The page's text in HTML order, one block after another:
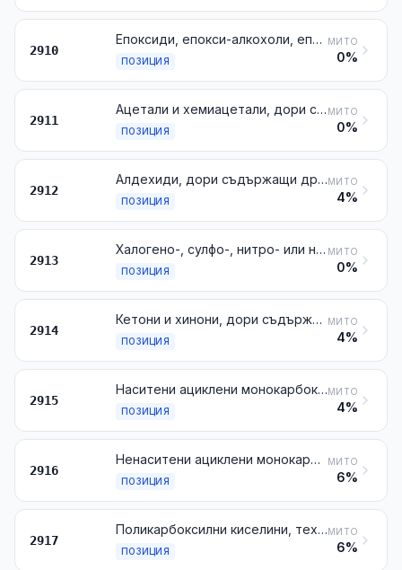
2910
Епоксиди, епокси-алкохоли, епокси-феноли и епокси-етери с три атома в пръстена, и техните халогено-, сулфо-, нитро- или нитрозопроизводни
ПОЗИЦИЯ
МИТО
0%
2911
Ацетали и хемиацетали, дори съдържащи други кислородни функционални групи, и техните халогено-, сулфо-, нитро- или нитрозопроизводни
ПОЗИЦИЯ
МИТО
0%
2912
Алдехиди, дори съдържащи други кислородни функционални групи; циклени полимери на алдехидите; параформалдехид
ПОЗИЦИЯ
МИТО
4%
2913
Халогено-, сулфо-, нитро- или нитрозопроизводни на продуктите от № 2912
ПОЗИЦИЯ
МИТО
0%
2914
Кетони и хинони, дори съдържащи други кислородни функционални групи, и техните халогено-, сулфо-, нитро- или нитрозопроизводни
ПОЗИЦИЯ
МИТО
4%
2915
Наситени ациклени монокарбоксилни киселини, и техните анхидриди, халогениди, пероксиди и пероксикиселини; техните халогено-, сулфо-, нитро- или нитрозопроизводни
ПОЗИЦИЯ
МИТО
4%
2916
Ненаситени ациклени монокарбоксилни киселини и циклени монокарбоксилни киселини, техните анхидриди, халогениди, пероксиди и пероксикиселини; техните халогено-, сулфо-, нитро- или нитрозопроизводни
ПОЗИЦИЯ
МИТО
6%
2917
Поликарбоксилни киселини, техните анхидриди, халогениди, пероксиди и пероксикиселини; техните халогено-, сулфо-, нитро- или нитрозопроизводни
ПОЗИЦИЯ
МИТО
6%